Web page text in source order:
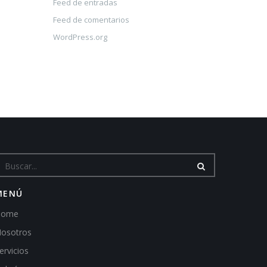
Feed de entradas
Feed de comentarios
WordPress.org